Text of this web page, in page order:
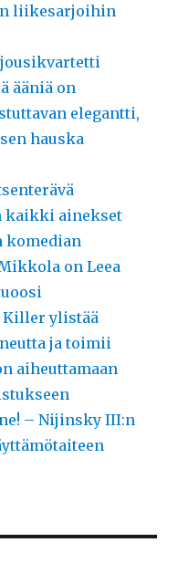
liikesarjoihin
jousikvartetti
ääniä on
elegantti,
hauska
kaikki ainekset
komedian
on Leea
Killer ylistää
ja toimii
aiheuttamaan
– Nijinsky III:n